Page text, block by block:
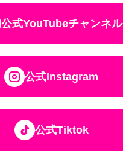
公式YouTubeチャンネル
公式Instagram
公式Tiktok